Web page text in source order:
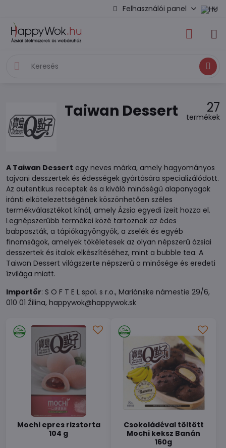
Felhasználói panel
Keresés
Taiwan Dessert 27
termékek
A Taiwan Dessert egy neves márka, amely hagyományos
tajvani desszertek és édességek gyártására specializálódott.
Az autentikus receptek és a kiváló minőségű alapanyagok
iránti elkötelezettségének köszönhetően széles
termékválasztékot kínál, amely Ázsia egyedi ízeit hozza el.
Legnépszerűbb termékei közé tartoznak az édes
babpaszták, a tápiókagyöngyök, a zselék és egyéb
finomságok, amelyek tökéletesek az olyan népszerű ázsiai
desszertek és italok elkészítéséhez, mint a bubble tea. A
Taiwan Dessert világszerte népszerű a minősége és eredeti
ízvilága miatt.
Importőr: S O F T E L spol. s r.o., Mariánske námestie 29/6,
010 01 Žilina, happywok@happywok.sk
Mochi epres rizstorta
104 g
Csokoládéval töltött
Mochi keksz Banán
160g